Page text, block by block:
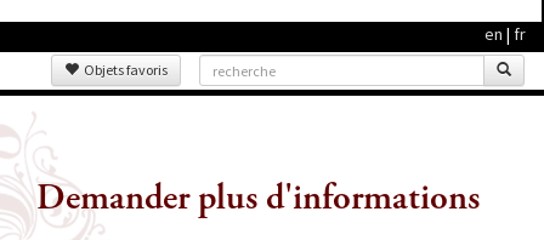
en | fr
Objets favoris
Demander plus d'informations